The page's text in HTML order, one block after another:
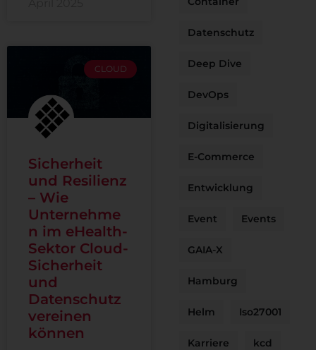
CLOUD
Sicherheit
und Resilienz
– Wie
Unternehme
n im eHealth-
Sektor Cloud-
Sicherheit
und
Datenschutz
vereinen
können
Datenschutz
Deep Dive
DevOps
Digitalisierung
E-Commerce
Entwicklung
Event Events
GAIA-X
Hamburg
Helm Iso27001
Karriere kcd